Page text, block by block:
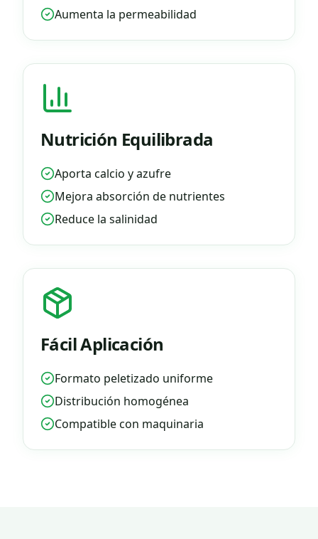
Aumenta la permeabilidad
Nutrición Equilibrada
Aporta calcio y azufre
Mejora absorción de nutrientes
Reduce la salinidad
Fácil Aplicación
Formato peletizado uniforme
Distribución homogénea
Compatible con maquinaria